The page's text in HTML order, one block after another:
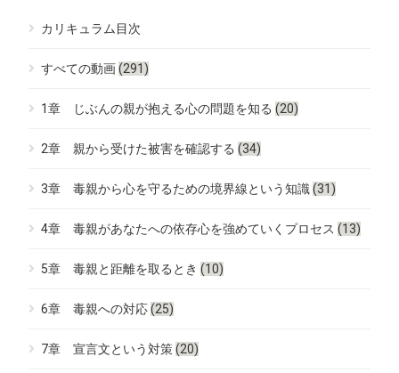
カリキュラム目次
すべての動画(291)
1章 じぶんの親が抱える心の問題を知る(20)
2章 親から受けた被害を確認する(34)
3章 毒親から心を守るための境界線という知識(31)
4章 毒親があなたへの依存心を強めていくプロセス(13)
5章 毒親と距離を取るとき(10)
6章 毒親への対応(25)
7章 宣言文という対策(20)